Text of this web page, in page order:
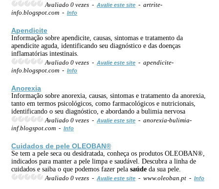
Avaliado 0 vezes - Avalie este site - artrite-
info.blogspot.com - Info
Apendicite
Informação sobre apendicite, causas, sintomas e tratamento da
apendicite aguda, identificando seu diagnóstico e das doenças
inflamatórias intestinais.
Avaliado 0 vezes - Avalie este site - apendicite-
info.blogspot.com - Info
Anorexia
Informação sobre anorexia, causas, sintomas e tratamento da anorexia,
tanto em termos psicológicos, como farmacológicos e nutricionais,
identificando o seu diagnóstico, e abordando a bulimia nervosa
Avaliado 0 vezes - Avalie este site - anorexia-bulimia-
inf.blogspot.com - Info
Cuidados de pele OLEOBAN®
Se tem a pele seca ou desidratada, conheça os produtos OLEOBAN®,
indicados para manter a pele limpa e saudável. Descubra a linha de
cuidados e saiba o que podemos fazer pela saúde da sua pele.
Avaliado 0 vezes - Avalie este site - www.oleoban.pt - Info